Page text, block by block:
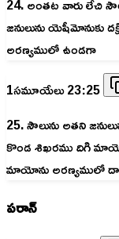
జనులును యెషీమోనుకు
అరణ్యములో ఉండగా
1సమూయేలు 23:25
25. సౌలును అతని
కొండ శిఖరము దిగి
మాయోను అరణ్యములో
పరాన్